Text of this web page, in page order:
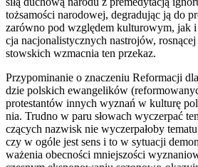
toż­sa­mo­ści naro­do­wej, degra­du­jąc ją do
zarów­no pod wzglę­dem kul­tu­ro­wym, jak
cja nacjo­na­li­stycz­nych nastro­jów,
stow­skich wzmac­nia ten prze­kaz.
Przy­po­mi­na­nie o zna­cze­niu Refor­ma­cji
dzie pol­skich ewan­ge­li­ków
pro­te­stan­tów innych wyznań w kul­tu­rę
nia. Trud­no w paru sło­wach wyczer­pać
czą­cych nazwisk nie wyczer­pa­ło­by
czy w ogó­le jest sens i to w sytu­acji
wa­że­nia obec­no­ści mniej­szo­ści